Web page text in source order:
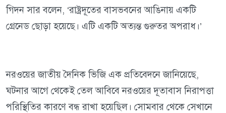
গিদন সার বলেন, ‘রাষ্ট্রদূতের বাসভবনের আঙিনায় একটি
গ্রেনেড ছোড়া হয়েছে। এটি একটি অত্যন্ত গুরুতর অপরাধ।’
নরওয়ের জাতীয় দৈনিক ভিজি এক প্রতিবেদনে জানিয়েছে,
ঘটনার আগে থেকেই তেল আবিবে নরওয়ের দূতাবাস নিরাপত্তা
পরিস্থিতির কারণে বন্ধ রাখা হয়েছিল। সোমবার থেকে সেখানে